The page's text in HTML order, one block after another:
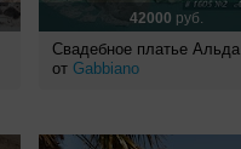
42000 руб.
Свадебное платье
от Gabbiano